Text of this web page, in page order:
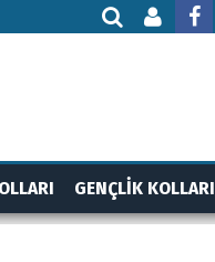
GENÇLİK KOLLARI
TAŞDEMİR
- Sağlık turizminde
başarı…
BULUZ